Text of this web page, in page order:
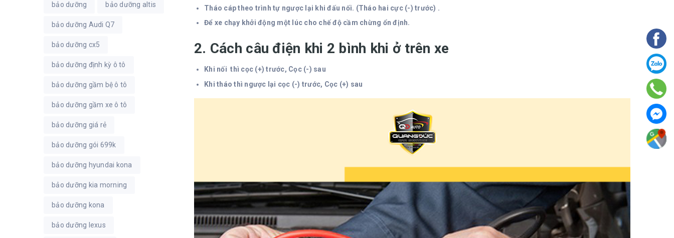
Tháo cáp theo trình tự ngược lại khi đấu nối. (Tháo hai cực (-) trước) .
Để xe chạy khởi động một lúc cho chế độ cầm chừng ổn định.
2. Cách câu điện khi 2 bình khi ở trên xe
Khi nối thì cọc (+) trước, Cọc (-) sau
Khi tháo thì ngược lại cọc (-) trước, Cọc (+) sau
bảo dưỡng bảo dưỡng altis
bảo dưỡng Audi Q7
bảo dưỡng cx5
bảo dưỡng định kỳ ô tô
bảo dưỡng gầm bệ ô tô
bảo dưỡng gầm xe ô tô
bảo dưỡng giá rẻ
bảo dưỡng gói 699k
bảo dưỡng hyundai kona
bảo dưỡng kia morning
bảo dưỡng kona
bảo dưỡng lexus